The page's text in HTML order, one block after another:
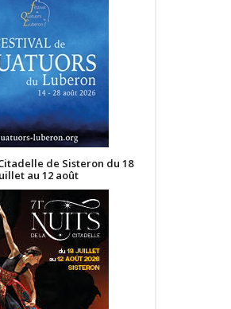
de Sisteron du 18
au 12 août